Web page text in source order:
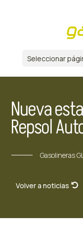
Seleccionar
Nueva
Repsol
Gasolineras
Volver a noticias